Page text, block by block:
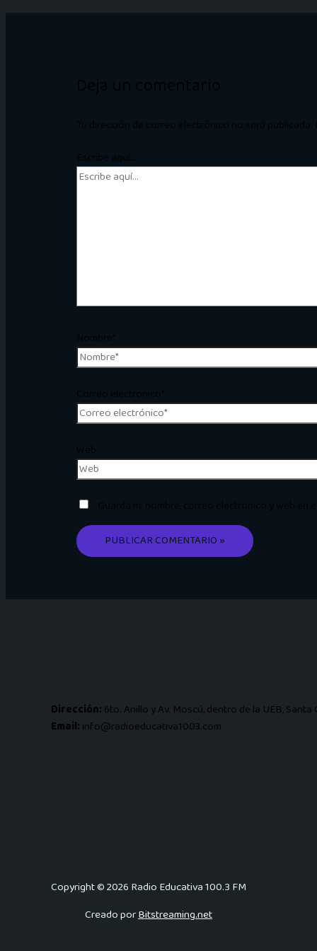
Deja un comentario
Tu dirección de correo electrónico no será publicada.
Escribe aquí...
Nombre*
Correo electrónico*
Web
Guarda mi nombre, correo electrónico y web en
Dirección: 6to. Anillo y Av. Moscú, dentro de la UEB, Santa
Email: info@radioeducativa1003.com
Copyright © 2026 Radio Educativa 100.3 FM
Creado porBitstreaming.net